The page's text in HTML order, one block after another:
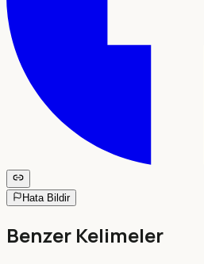
Hata Bildir
Benzer Kelimeler